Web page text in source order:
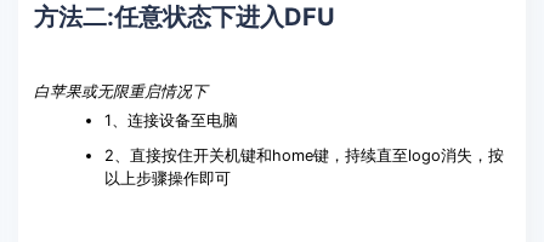
方法二:任意状态下进入DFU
白苹果或无限重启情况下
1、连接设备至电脑
2、直接按住开关机键和home键，持续直至logo消失，按
以上步骤操作即可